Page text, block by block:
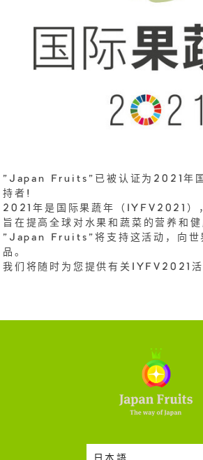
"Japan Fruits"已被认证为2021年国
持者!
2021年是国际果蔬年（IYFV2021）
旨在提高全球对水果和蔬菜的营养和健
"Japan Fruits"将支持这活动，向世
品。
我们将随时为您提供有关IYFV2021活